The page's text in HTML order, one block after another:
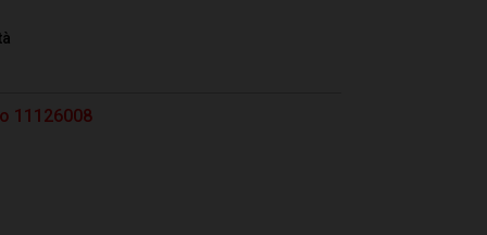
11126008